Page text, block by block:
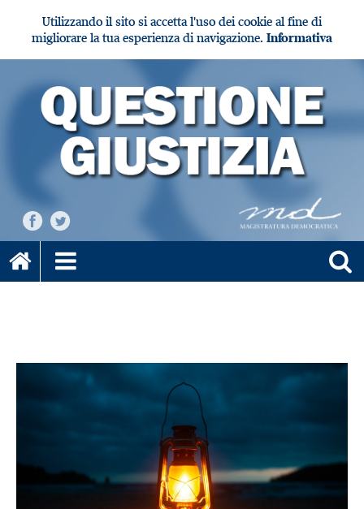
Utilizzando il sito si accetta l'uso dei cookie al fine di
migliorare la tua esperienza di navigazione. Informativa